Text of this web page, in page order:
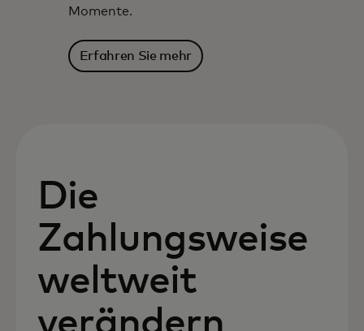
Momente.
Erfahren Sie mehr
Die
Zahlungsweise
weltweit